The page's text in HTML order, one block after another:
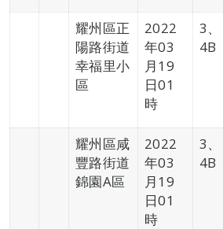
耀州區正
陽路街道
幸福里小
區
2022
年03
月19
日01
時
3、
4B
耀州區咸
豐路街道
錦園A區
2022
年03
月19
日01
時
3、
4B